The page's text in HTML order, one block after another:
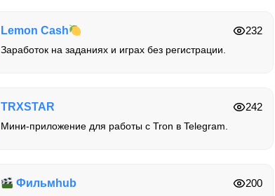
Lemon Cash
Заработок на заданиях и играх без регистрации.
232
TRXSTAR
Мини-приложение для работы с Tron в Telegram.
242
Фильмhub 200